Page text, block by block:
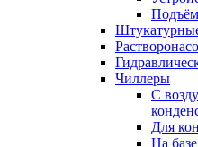
Чиллеры
С
Для
На